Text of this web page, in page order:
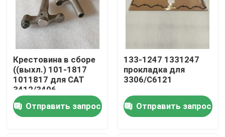
О нас
Экскурсия по заводу
Контроль качества
Крестовина в сборе
((выхл.) 101-1817
1011817 для CAT
3412/3406
Отправить запрос
133-1247 1331247
прокладка для
3306/C6121
Отправить запрос